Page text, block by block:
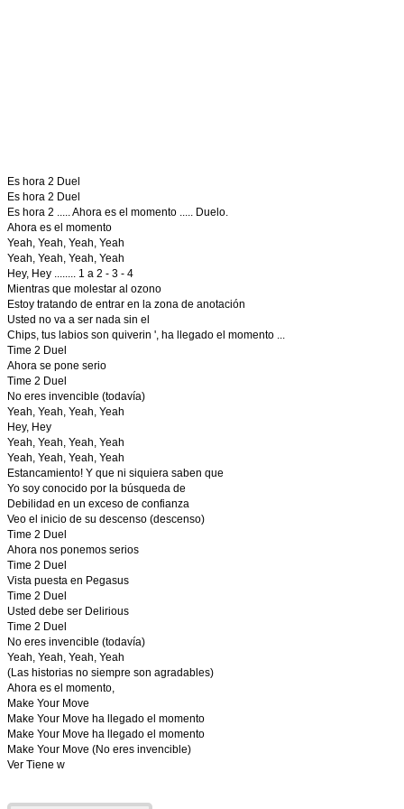
Es hora 2 Duel
Es hora 2 Duel
Es hora 2 ..... Ahora es el momento ..... Duelo.
Ahora es el momento
Yeah, Yeah, Yeah, Yeah
Yeah, Yeah, Yeah, Yeah
Hey, Hey ........ 1 a 2 - 3 - 4
Mientras que molestar al ozono
Estoy tratando de entrar en la zona de anotación
Usted no va a ser nada sin el
Chips, tus labios son quiverin ', ha llegado el momento ...
Time 2 Duel
Ahora se pone serio
Time 2 Duel
No eres invencible (todavía)
Yeah, Yeah, Yeah, Yeah
Hey, Hey
Yeah, Yeah, Yeah, Yeah
Yeah, Yeah, Yeah, Yeah
Estancamiento! Y que ni siquiera saben que
Yo soy conocido por la búsqueda de
Debilidad en un exceso de confianza
Veo el inicio de su descenso (descenso)
Time 2 Duel
Ahora nos ponemos serios
Time 2 Duel
Vista puesta en Pegasus
Time 2 Duel
Usted debe ser Delirious
Time 2 Duel
No eres invencible (todavía)
Yeah, Yeah, Yeah, Yeah
(Las historias no siempre son agradables)
Ahora es el momento,
Make Your Move
Make Your Move ha llegado el momento
Make Your Move ha llegado el momento
Make Your Move (No eres invencible)
Ver Tiene w